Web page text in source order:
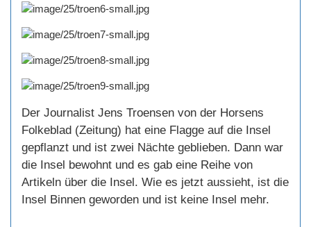
Der Journalist Jens Troensen von der Horsens
Folkeblad (Zeitung) hat eine Flagge auf die Insel
gepflanzt und ist zwei Nächte geblieben. Dann war
die Insel bewohnt und es gab eine Reihe von
Artikeln über die Insel. Wie es jetzt aussieht, ist die
Insel Binnen geworden und ist keine Insel mehr.